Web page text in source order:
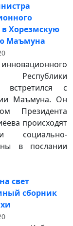
в Хорезмскую
Маъмуна
Республики
встретился с
Маъмуна. Он
Президента
происходят
социально-
в послании
свет
сборник